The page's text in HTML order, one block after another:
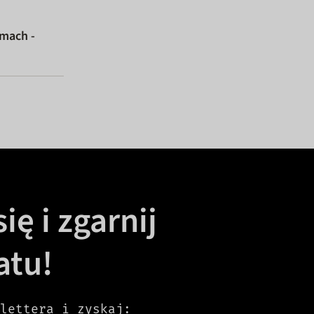
-
i zgarnij
i zyskaj: